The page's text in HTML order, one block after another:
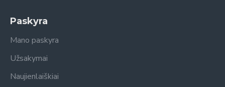
Paskyra
Mano paskyra
Užsakymai
Naujienlaiškiai